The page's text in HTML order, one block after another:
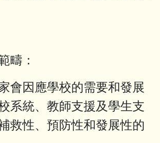
疇：
會因應學校的需要和發展
系統、教師支援及學生支
救性、預防性和發展性的